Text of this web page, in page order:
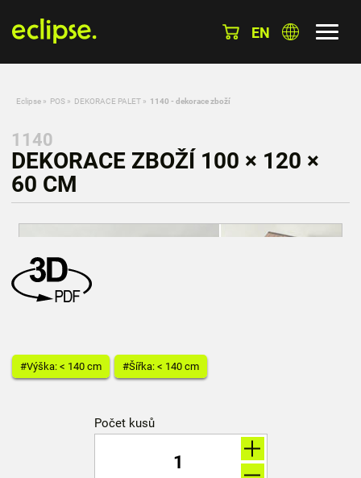
EN
Eclipse » POS » DEKORACE PALET » 1140 - dekorace zboží
1140
DEKORACE ZBOŽÍ 100 × 120 ×
60 CM
#Výška: < 140 cm #Šířka: < 140 cm
Počet kusů